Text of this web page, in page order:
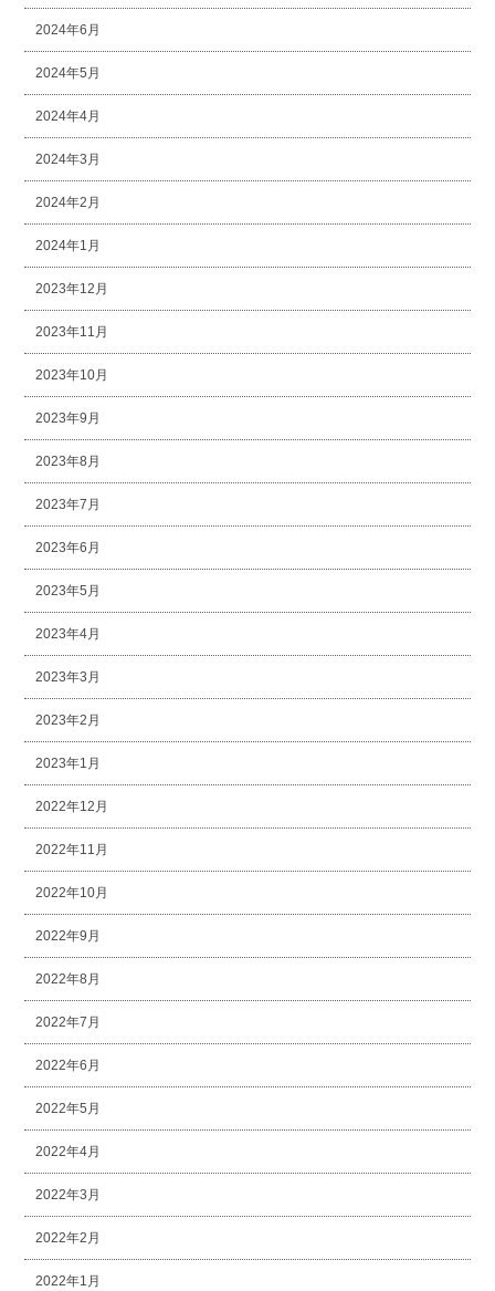
2024年6月
2024年5月
2024年4月
2024年3月
2024年2月
2024年1月
2023年12月
2023年11月
2023年10月
2023年9月
2023年8月
2023年7月
2023年6月
2023年5月
2023年4月
2023年3月
2023年2月
2023年1月
2022年12月
2022年11月
2022年10月
2022年9月
2022年8月
2022年7月
2022年6月
2022年5月
2022年4月
2022年3月
2022年2月
2022年1月